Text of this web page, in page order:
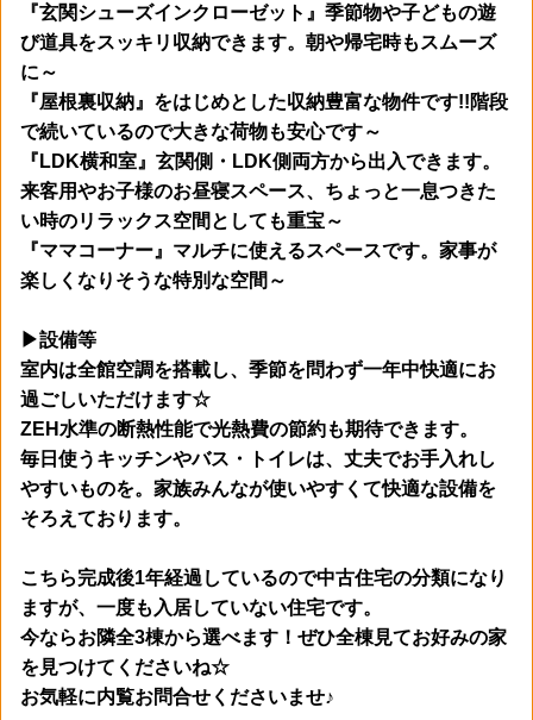
『玄関シューズインクローゼット』季節物や子どもの遊
び道具をスッキリ収納できます。朝や帰宅時もスムーズ
に～
『屋根裏収納』をはじめとした収納豊富な物件です!!階段
で続いているので大きな荷物も安心です～
『LDK横和室』玄関側・LDK側両方から出入できます。
来客用やお子様のお昼寝スペース、ちょっと一息つきた
い時のリラックス空間としても重宝～
『ママコーナー』マルチに使えるスペースです。家事が
楽しくなりそうな特別な空間～
▶設備等
室内は全館空調を搭載し、季節を問わず一年中快適にお
過ごしいただけます☆
ZEH水準の断熱性能で光熱費の節約も期待できます。
毎日使うキッチンやバス・トイレは、丈夫でお手入れし
やすいものを。 家族みんなが使いやすくて快適な設備を
そろえております。
こちら完成後1年経過しているので中古住宅の分類になり
ますが、 一度も入居していない住宅です。
今ならお隣全3棟から選べます！ ぜひ全棟見てお好みの家
を見つけてくださいね☆
お気軽に内覧お問合せくださいませ♪